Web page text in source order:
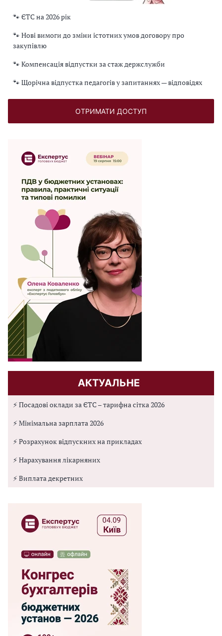
🐾 ЄТС на 2026 рік
🐾 Нові вимоги до зміни істотних умов договору про
закупівлю
🐾 Компенсація відпустки за стаж держслужби
🐾 Щорічна відпустка педагогів у запитаннях — відповідях
ОТРИМАТИ ДОСТУП
АКТУАЛЬНЕ
⚡ Посадові оклади за ЄТС – тарифна сітка 2026
⚡ Мінімальна зарплата 2026
⚡ Розрахунок відпускних на прикладах
⚡ Нарахування лікарняних
⚡ Виплата декретних